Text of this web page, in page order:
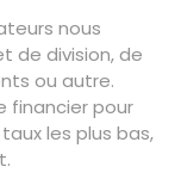
nous
de division, de
ou autre.
financier pour
les plus bas,